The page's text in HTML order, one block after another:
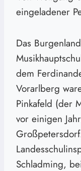
eingeladener
Das
dem
Vorarlberg
Pinkafeld (der
vor einigen
Schladming,